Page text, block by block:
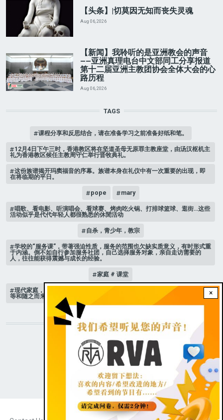
×
【头条】|切莫因无知而丧失灵魂
Aug 06, 2026
【新闻】我聆听的是亚洲教会的声音
——亚洲真理电台中文部同工分享报道
第十二届亚洲主教团协会全体大会的心
路历程
Aug 06, 2026
TAGS
课程分享和反思结合，请在准备学习之前准备好纸和笔。
12月4日下午三时，香港教区将在坚道圣母无原罪主教座堂，由汤汉枢机主
礼为香港教区候任主教周守仁举行晋牧典礼。
这份族谱揭开玛窦福音的序幕。族谱本身在礼仪中有一次重要的出现，即
在将临期的平日。
pope mary
唱歌、看电影、听演唱会、看球赛、烤肉吃火锅、打排球篮球、逛街…这些
活动似乎是代代年轻人都很熟悉的休閒活动
自杀，青少年，教宗
学校的“服务课”，带著强迫性质，服务的范围也欠缺实质意义，有时形式重
于内涵。倒不如自行参加服务社团，自己选择服务对象，亲自走访需要的
人，往往能获得震撼与成长的经验。
家庭 # 课堂
现代家庭，子女或许都是宝贝，不公平的待遇显得比较少，但隐性的不平
等和随之而来的身心压力却仍旧挥之不去。
STAY CONNECTED WITH US!
Dark theme